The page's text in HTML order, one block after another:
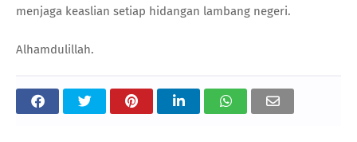
menjaga keaslian setiap hidangan lambang negeri.
Alhamdulillah.